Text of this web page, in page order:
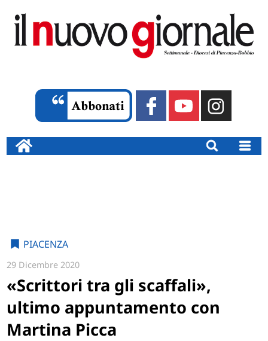
PIACENZA
29 Dicembre 2020
«Scrittori tra gli scaffali»,
ultimo appuntamento con
Martina Picca